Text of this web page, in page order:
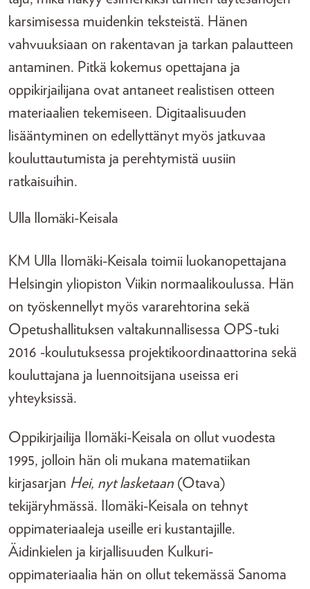
karsimisessa muidenkin teksteistä. Hänen
vahvuuksiaan on rakentavan ja tarkan palautteen
antaminen. Pitkä kokemus opettajana ja
oppikirjailijana ovat antaneet realistisen otteen
materiaalien tekemiseen. Digitaalisuuden
lisääntyminen on edellyttänyt myös jatkuvaa
kouluttautumista ja perehtymistä uusiin
ratkaisuihin.
Ulla Ilomäki-Keisala
KM Ulla Ilomäki-Keisala toimii luokanopettajana
Helsingin yliopiston Viikin normaalikoulussa. Hän
on työskennellyt myös vararehtorina sekä
Opetushallituksen valtakunnallisessa OPS-tuki
2016 -koulutuksessa projektikoordinaattorina sekä
kouluttajana ja luennoitsijana useissa eri
yhteyksissä.
Oppikirjailija Ilomäki-Keisala on ollut vuodesta
1995, jolloin hän oli mukana matematiikan
kirjasarjan Hei, nyt lasketaan (Otava)
tekijäryhmässä. Ilomäki-Keisala on tehnyt
oppimateriaaleja useille eri kustantajille.
Äidinkielen ja kirjallisuuden Kulkuri-
oppimateriaalia hän on ollut tekemässä Sanoma